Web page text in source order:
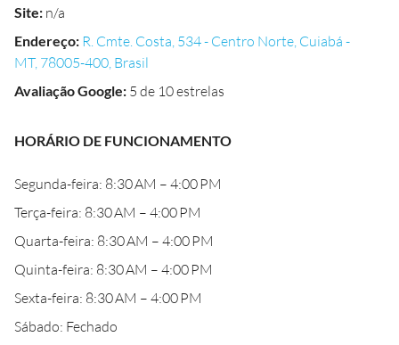
Site: n/a
Endereço: R. Cmte. Costa, 534 - Centro Norte, Cuiabá -
MT, 78005-400, Brasil
Avaliação Google: 5 de 10 estrelas
HORÁRIO DE FUNCIONAMENTO
Segunda-feira: 8:30 AM – 4:00 PM
Terça-feira: 8:30 AM – 4:00 PM
Quarta-feira: 8:30 AM – 4:00 PM
Quinta-feira: 8:30 AM – 4:00 PM
Sexta-feira: 8:30 AM – 4:00 PM
Sábado: Fechado